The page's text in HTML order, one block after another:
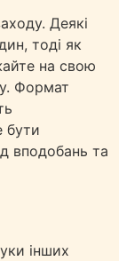
Деякі
тоді як
на свою
Формат
бути
вподобань та
інших